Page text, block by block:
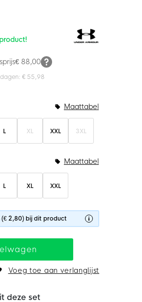
€ 88,00
€ 55,98
Maattabel
L XL XXL 3XL
Maattabel
L XL XXL
2,80) bij dit product
Voeg toe aan verlanglijst
deze set